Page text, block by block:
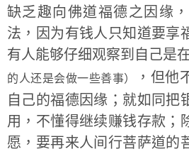
缺乏趣向佛道福德之因缘
法，因为有钱人只知道要享
有人能够仔细观察到自己是
的人还是会做一些善事）
，但他
自己的福德因缘；就如同把
用，不懂得继续赚钱存款；
愿，要再来人间行菩萨道的